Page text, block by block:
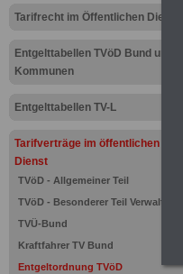
Tarifrecht im Öffentlichen Dienst
Entgelttabellen TVöD Bund und
Kommunen
Entgelttabellen TV-L
Tarifverträge im öffentlichen
Dienst
TVöD - Allgemeiner Teil
TVöD - Besonderer Teil Verwaltung
TVÜ-Bund
Kraftfahrer TV Bund
Entgeltordnung TVöD